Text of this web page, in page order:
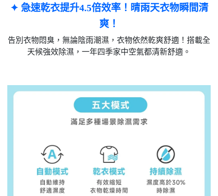
✦ 急速乾衣提升4.5倍效率！晴雨天衣物瞬間清
爽！​
告別衣物悶臭，無論陰雨潮濕，衣物依然乾爽舒適！搭載全
天候強效除濕，一年四季家中空氣都清新舒適。